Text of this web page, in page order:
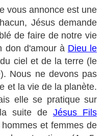
vous annonce est une
Jésus demande
de faire de notre vie
don d'amour à Dieu le
ciel et de la terre (le
Nous ne devons pas
et la vie de la planète.
elle se pratique sur
suite de Jésus Fils
et femmes de